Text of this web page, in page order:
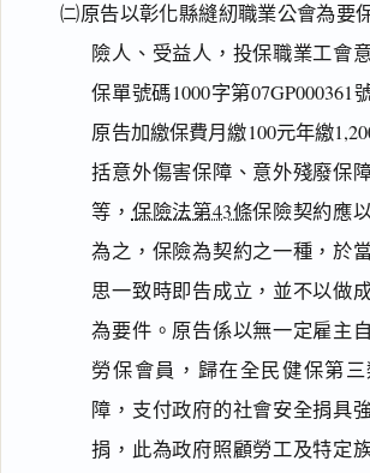
㈡原告以彰化縣縫紉職業公會為要
險人、受益人，投保職業工會
保單號碼1000字第07GP000361
原告加繳保費月繳100元年繳
括意外傷害保障、意外殘廢保
等， 保險法第43條保險契約應
為之，保險為契約之一種，於
思一致時即告成立，並不以做
為要件。原告係以無一定雇主
勞保會員，歸在全民健保第
障，支付政府的社會安全捐具
捐，此為政府照顧勞工及特定